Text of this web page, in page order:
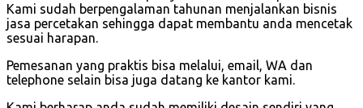
Kami sudah berpengalaman tahunan menjalankan bisnis
jasa percetakan sehingga dapat membantu anda mencetak
sesuai harapan.
Pemesanan yang praktis bisa melalui, email, WA dan
telephone selain bisa juga datang ke kantor kami.